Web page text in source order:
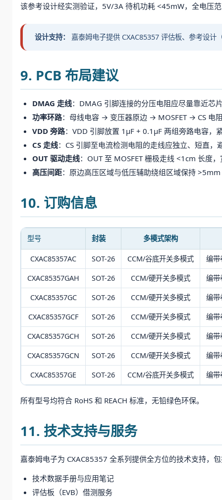
该参考设计经实测验证，5V/3A 待机功耗 <45mW，全电压
设计支持： 嘉泰姆电子提供 CXAC85357 评估板、参考设计
9. PCB 布局建议
DMAG 走线：DMAG 引脚连接的分压电阻应尽量靠近芯
功率环路：母线电容 → 变压器原边 → MOSFET → CS 电
VDD 旁路：VDD 引脚放置 1μF + 0.1μF 两组旁路电容，
CS 走线：CS 引脚至电流检测电阻的走线应独立、短直，
OUT 驱动走线：OUT 至 MOSFET 栅极走线 <1cm 长度
高压间距：原边高压区域与低压辅助绕组区域保持
10. 订购信息
型号 封装 多模式架构
CXAC85357AC SOT-26 CCM/谷底开关多模式 编
CXAC85357GAH SOT-26 CCM/硬开关多模式 编
CXAC85357GC SOT-26 CCM/硬开关多模式 编
CXAC85357GCF SOT-26 CCM/硬开关多模式 编
CXAC85357GCH SOT-26 CCM/硬开关多模式 编
CXAC85357GCN SOT-26 CCM/硬开关多模式 编
CXAC85357GE SOT-26 CCM/谷底开关多模式 编
所有型号均符合 RoHS 和 REACH 标准，无铅绿色环保。
11. 技术支持与服务
嘉泰姆电子为 CXAC85357 全系列提供全方位的技术支持，
技术数据手册与应用笔记
评估板（EVB）借测服务